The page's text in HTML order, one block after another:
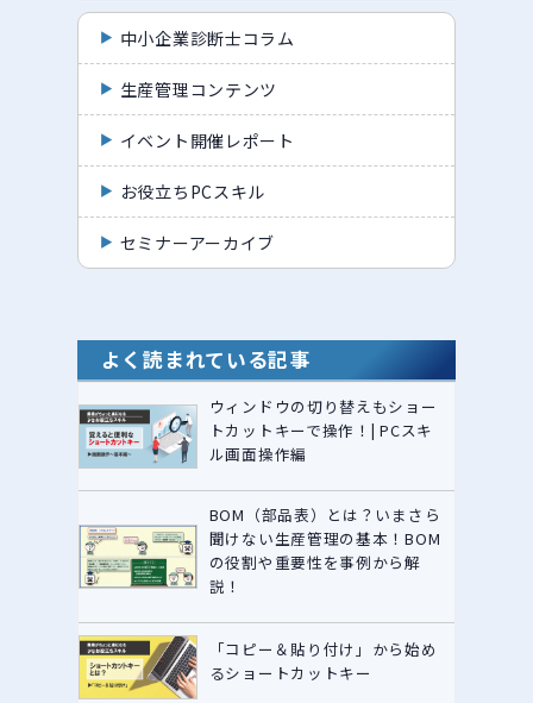
中小企業診断士コラム
生産管理コンテンツ
イベント開催レポート
お役立ちPCスキル
セミナーアーカイブ
よく読まれている記事
ウィンドウの切り替えもショー
トカットキーで操作！| PCスキ
ル画面操作編
BOM（部品表）とは？いまさら
聞けない生産管理の基本！BOM
の役割や重要性を事例から解
説！
「コピー＆貼り付け」から始め
るショートカットキー